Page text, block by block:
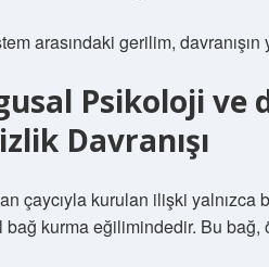
arasındaki gerilim,
Psikoloji ve
Davranışı
çaycıyla kurulan ilişki
bağ kurma eğilimindedir. Bu